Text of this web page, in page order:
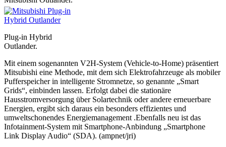
Plug-in Hybrid
Outlander.
Mit einem sogenannten V2H-System (Vehicle-to-Home) präsentiert
Mitsubishi eine Methode, mit dem sich Elektrofahrzeuge als mobiler
Pufferspeicher in intelligente Stromnetze, so genannte „Smart
Grids“, einbinden lassen. Erfolgt dabei die stationäre
Hausstromversorgung über Solartechnik oder andere erneuerbare
Energien, ergibt sich daraus ein besonders effizientes und
umweltschonendes Energiemanagement .Ebenfalls neu ist das
Infotainment-System mit Smartphone-Anbindung „Smartphone
Link Display Audio“ (SDA). (ampnet/jri)